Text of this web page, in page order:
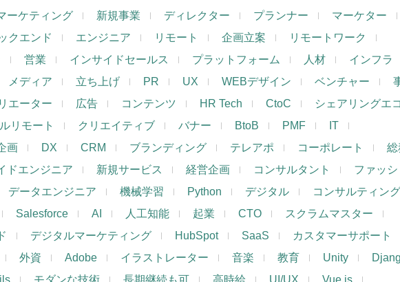
ーケティング
新規事業 ディレクター プランナー マーケター
クエンド エンジニア リモート 企画立案
リモートワーク
営業 インサイドセールス プラットフォーム 人材
インフラ
メディア 立ち上げ PR UX WEBデザイン ベンチャー
エーター 広告 コンテンツ HR Tech CtoC
シェアリングエ
リモート クリエイティブ バナー BtoB PMF
IT
画
DX CRM ブランディング テレアポ コーポレート
総
ドエンジニア
新規サービス 経営企画 コンサルタント
ファッシ
データエンジニア 機械学習 Python デジタル
コンサルティング
Salesforce AI 人工知能 起業 CTO
スクラムマスター
デジタルマーケティング HubSpot SaaS
カスタマーサポート
外資 Adobe イラストレーター 音楽 教育 Unity
モダンな技術 長期継続も可 高時給 UI/UX
Vue.js